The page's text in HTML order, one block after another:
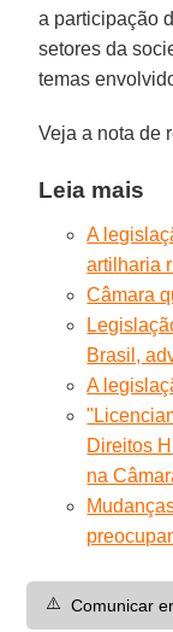
a participação
setores da
temas
Veja a nota de
Leia mais
A
artilharia
Câmara
Brasil,
A
Direitos
na
⚠️ Comunicar